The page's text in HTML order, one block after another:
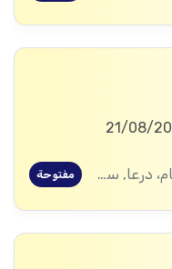
بصرى الشام، درعا, سعسع، ريف دمشق, المسيفرة، درعا, قدسيا، ريف دمشق, قطنا، ريف دمشق, مضايا، ريف دمشق, المزرعة، السويداء, الجيزة، درعا, الديماس، ريف دمشق, سرغايا، ريف دمشق, بيت جن، ريف دمشق, عين الفيجة، ريف دمشق, خربة غزالة، درعا, عش الشجرة، درعا, داعل، درعا, المزيريب، درعا, كوم الباشا، القنيطرة, جباتا الخشب، القنيطرة, ممتنة، القنيطرة, نبع الصخر، القنيطرة, خان أرنبة، القنيطرة, مشناف، السويداء مفتوحة